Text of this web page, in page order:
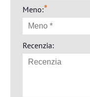
Meno:*
Recenzia: